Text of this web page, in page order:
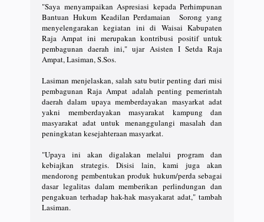
"Saya menyampaikan Aspresiasi kepada Perhimpunan
Bantuan Hukum Keadilan Perdamaian Sorong yang
menyelengarakan kegiatan ini di Waisai Kabupaten
Raja Ampat ini merupakan kontribusi positif untuk
pembagunan daerah ini," ujar Asisten I Setda Raja
Ampat, Lasiman, S.Sos.
Lasiman menjelaskan, salah satu butir penting dari misi
pembagunan Raja Ampat adalah penting pemerintah
daerah dalam upaya memberdayakan masyarkat adat
yakni memberdayakan masyarakat kampung dan
masyarakat adat untuk menanggulangi masalah dan
peningkatan kesejahteraan masyarkat.
"Upaya ini akan digalakan melalui program dan
kebiajkan strategis. Disisi lain, kami juga akan
mendorong pembentukan produk hukum/perda sebagai
dasar legalitas dalam memberikan perlindungan dan
pengakuan terhadap hak-hak masyakarat adat," tambah
Lasiman.